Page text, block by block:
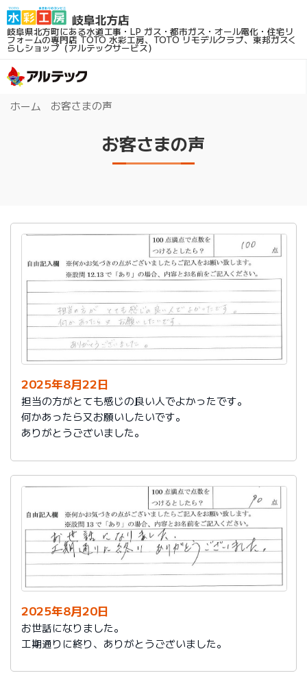
岐阜県北方町にある水道工事・LP ガス・都市ガス・オール電化・住宅リ
フォームの専門店TOTO 水彩工房、TOTO リモデルクラブ、東邦ガスく
らしショップ（アルテックサービス）
ホーム お客さまの声
お客さまの声
2025年8月22日
担当の方がとても感じの良い人でよかったです。
何かあったら又お願いしたいです。
ありがとうございました。
2025年8月20日
お世話になりました。
工期通りに終り、ありがとうございました。